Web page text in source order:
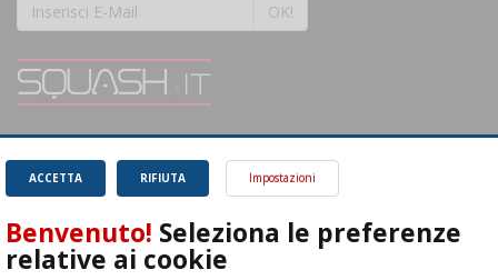
OK!
magnifico sport.
Leggi
RIFIUTA
ACCETTA Impostazioni
Benvenuto! Seleziona le preferenze
relative ai cookie